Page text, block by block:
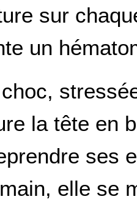
sur
un
la tête en
ses
elle se